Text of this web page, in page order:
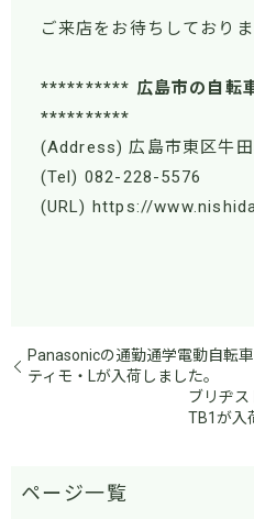
ご来店をお待ちしておりま
********** 広島市の自転
**********
(Address) 広島市東区牛
(Tel) 082-228-5576
(URL) https://
Panasonicの通勤通学電動自転車
ティモ・Lが入荷しました。
ブリヂス
TB1が入